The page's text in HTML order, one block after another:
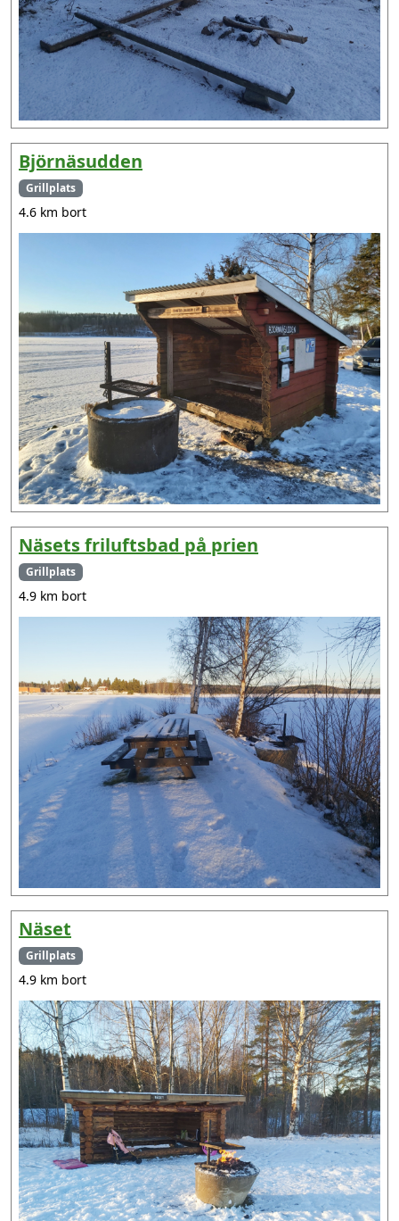
Björnäsudden
Grillplats
4.6 km bort
Näsets friluftsbad på prien
Grillplats
4.9 km bort
Näset
Grillplats
4.9 km bort